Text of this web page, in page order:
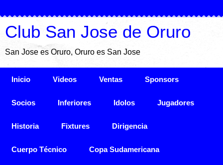
Club San Jose de Oruro
San Jose es Oruro, Oruro es San Jose
Inicio Videos Ventas Sponsors
Socios Inferiores Idolos Jugadores
Historia Fixtures Dirigencia
Cuerpo Técnico Copa Sudamericana